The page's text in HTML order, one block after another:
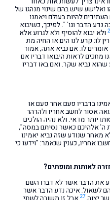
ואלישע שיש בהם שינוי מנהגו של
להיות בעולם ויאמנו
נדע הדבר וגו' ". לפיכך, כשיבוא
ולא יבוא להוסיף ולא לגרוע אלא
לו: קרע לנו הים או החיה מת
אומרים לו: אם נביא אתה, אמור
מחכים לראות היבואו דבריו אם
שהוא נביא שקר. ואם באו דבריו
בדבריו פעם אחר פעם או
אסור לחשב אחריו ולהרהר
יותר מדאי. ולא נהיה הולכים
ה' אלהיכם כאשר נסיתם במסה",
מאחר שנודע שזה נביא יאמינו
אחריו, כענין שנאמר: "וידעו כי
לאותות ומופתים?
את הדבר אשר לא דברו השם
לשאול: איכה נדע הדבר אשר
27